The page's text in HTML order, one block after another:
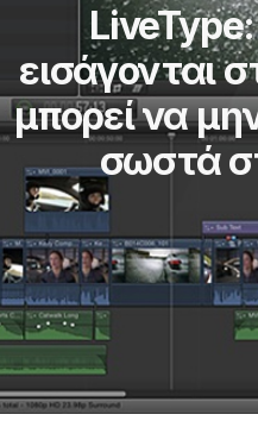
LiveType:
εισάγονται
μπορεί να
σωστά